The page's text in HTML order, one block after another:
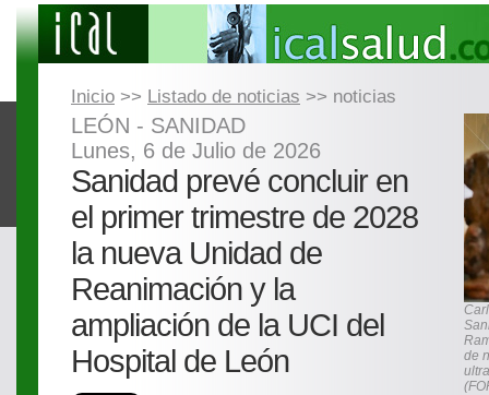
Inicio >> Listado de noticias >> noticias
de
LEÓN - SANIDAD
Lunes, 6 de Julio de 2026
Sanidad prevé concluir en
el primer trimestre de 2028
la nueva Unidad de
Reanimación y la
ampliación de la UCI del
Hospital de León